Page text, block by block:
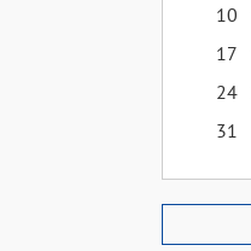
10
17
24
31